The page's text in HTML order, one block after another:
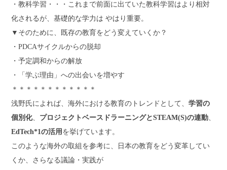
・教科学習・・・これまで前面に出ていた教科学習はより相対
化されるが、基礎的な学力は やはり重要。
▼そのために、既存の教育をどう変えていくか？
・PDCAサイクルからの脱却
・予定調和からの解放
・「学ぶ理由」への出会いを増やす
＊＊＊＊＊＊＊＊＊＊＊＊
浅野氏によれば、海外における教育のトレンドとして、学習の
個別化、 プロジェクトベースドラーニングとSTEAM(S)の連動、
EdTech*1の活用 を挙げています。
このような海外の取組を参考に、日本の教育をどう変革してい
くか、さらなる議論・実践が